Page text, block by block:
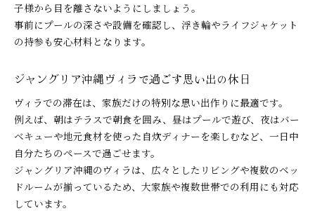
子様から目を離さないようにしましょう。
事前にプールの深さや設備を確認し、浮き輪やライフジャケット
の持参も安心材料となります。
ジャングリア沖縄ヴィラで過ごす思い出の休日
ヴィラでの滞在は、家族だけの特別な思い出作りに最適です。
例えば、朝はテラスで朝食を囲み、昼はプールで遊び、夜はバー
ベキューや地元食材を使った自炊ディナーを楽しむなど、一日中
自分たちのペースで過ごせます。
ジャングリア沖縄のヴィラは、広々としたリビングや複数のベッ
ドルームが揃っているため、大家族や複数世帯での利用にも対応
しています。